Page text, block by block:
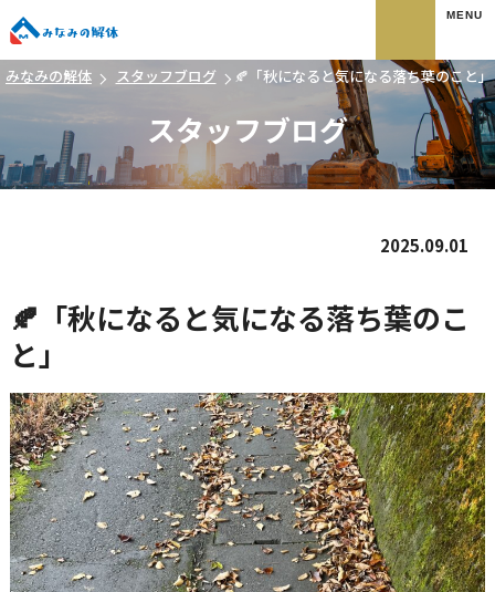
みなみの解体 スタッフブログ 🍂「秋になると気になる落ち葉のこと」
スタッフブログ
2025.09.01
🍂「秋になると気になる落ち葉のこ
と」